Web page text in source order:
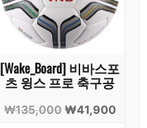
[Wake_Board] 비바스포
츠 윙스 프로 축구공
₩135,000 원
₩41,900현